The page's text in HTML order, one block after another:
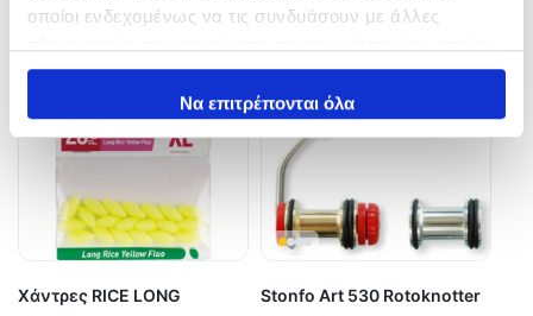
οποίοι ενδεχομένως να τις συνδυάσουν με άλλες
έχουν συλλέξει σε σχέση με την από μέρους σας χρήση
των υπηρεσιών τους.Να επιτρέπονται όλα
Χάντρες RICE LONG Stonfo Art 530 Rotoknotter